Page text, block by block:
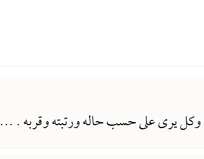
يرى على حسب حاله ورتبته وقربه . ...